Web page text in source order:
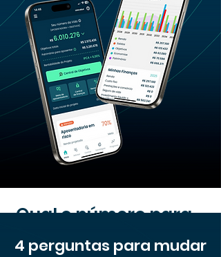
Qual o número para
realizar seus sonhos?
4 perguntas para mudar